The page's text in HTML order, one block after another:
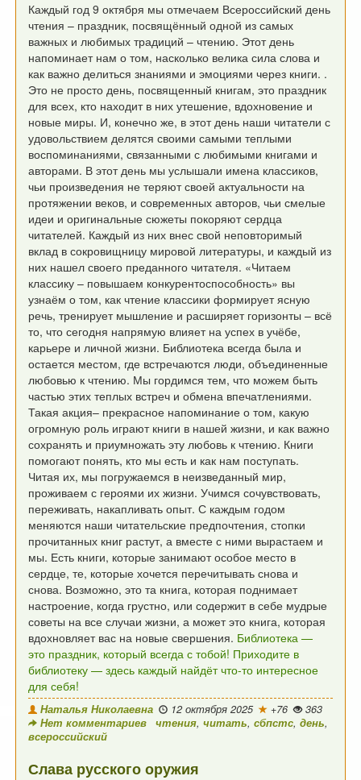
Каждый год 9 октября мы отмечаем Всероссийский день
чтения – праздник, посвящённый одной из самых
важных и любимых традиций – чтению. Этот день
напоминает нам о том, насколько велика сила слова и
как важно делиться знаниями и эмоциями через книги. .
Это не просто день, посвященный книгам, это праздник
для всех, кто находит в них утешение, вдохновение и
новые миры. И, конечно же, в этот день наши читатели с
удовольствием делятся своими самыми теплыми
воспоминаниями, связанными с любимыми книгами и
авторами. В этот день мы услышали имена классиков,
чьи произведения не теряют своей актуальности на
протяжении веков, и современных авторов, чьи смелые
идеи и оригинальные сюжеты покоряют сердца
читателей. Каждый из них внес свой неповторимый
вклад в сокровищницу мировой литературы, и каждый из
них нашел своего преданного читателя. «Читаем
классику – повышаем конкурентоспособность» вы
узнаём о том, как чтение классики формирует ясную
речь, тренирует мышление и расширяет горизонты – всё
то, что сегодня напрямую влияет на успех в учёбе,
карьере и личной жизни. Библиотека всегда была и
остается местом, где встречаются люди,объединенные
любовью к чтению. Мы гордимся тем, что можем быть
частью этих теплых встреч и обмена впечатлениями.
Такая акция– прекрасное напоминание о том, какую
огромную роль играют книги в нашей жизни, и как важно
сохранять и приумножать эту любовь к чтению. Книги
помогают понять, кто мы есть и как нам поступать.
Читая их, мы погружаемся в неизведанный мир,
проживаем с героями их жизни. Учимся сочувствовать,
переживать, накапливать опыт. С каждым годом
меняются наши читательские предпочтения,стопки
прочитанных книг растут, а вместе с ними вырастаем и
мы. Есть книги, которые занимают особое место в
сердце,те, которые хочется перечитывать снова и
снова. Возможно, это та книга, которая поднимает
настроение, когда грустно, или содержит в себе мудрые
советы на все случаи жизни,а может это книга, которая
вдохновляет вас на новые свершения. Библиотека —
это праздник, который всегда с тобой! Приходите в
библиотеку —здесь каждый найдёт что-то интересное
для себя!
Наталья Николаевна 12 октября 2025 +76
363
Нет комментариев
чтения,читать,сбпстс,день,
всероссийский
Слава русского оружия